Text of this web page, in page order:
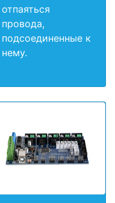
отпаяться
провода,
подсоединенные к
нему.